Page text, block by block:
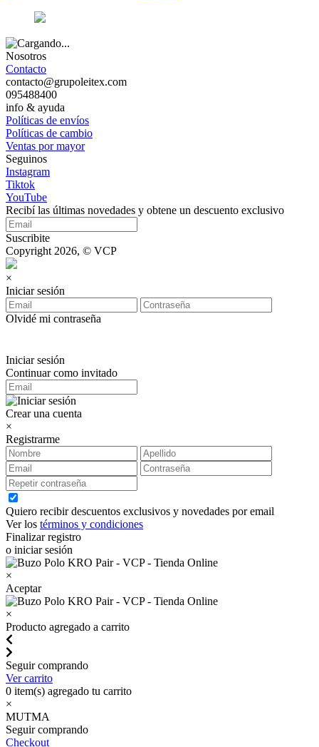
Nosotros
Contacto
contacto@grupoleitex.com
095488400
info & ayuda
Políticas de envíos
Políticas de cambio
Ventas por mayor
Seguinos
Instagram
Tiktok
YouTube
Recibí las últimas novedades y obtene un descuento exclusivo
Suscribite
Copyright 2026, © VCP
×
Iniciar sesión
Olvidé mi contraseña
Iniciar sesión
Continuar como invitado
Crear una cuenta
×
Registrarme
Quiero recibir descuentos exclusivos y novedades por email
Ver los términos y condiciones
Finalizar registro
o iniciar sesión
×
Aceptar
×
Producto agregado a carrito
Seguir comprando
Ver carrito
0 item(s) agregado tu carrito
×
MUTMA
Seguir comprando
Checkout